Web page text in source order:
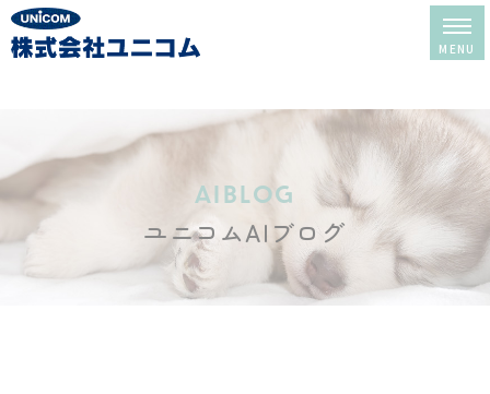
レンタル＆販売
酸素室について
酸素室の選び方
ユニコムAIブログ
aiblog